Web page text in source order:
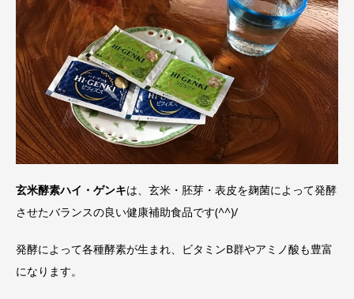
玄米酵素ハイ・ゲンキは、玄米・胚芽・表皮を麹菌によって発酵
させたバランスの良い健康補助食品です(^^)/
発酵によって各種酵素が生まれ、ビタミンB群やアミノ酸も豊富
になります。